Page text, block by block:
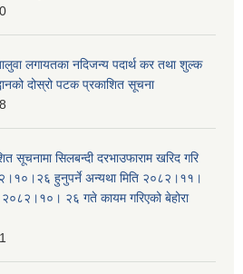
लगायतका नदिजन्य पदार्थ कर तथा शुल्क
दोस्रो पटक प्रकाशित सूचना
सूचनामा सिलबन्दी दरभाउफाराम खरिद गरि
हुनुपर्ने अन्यथा मिति २०८२।११।
२०८२।१०। २६ गते कायम गरिएको बेहोरा